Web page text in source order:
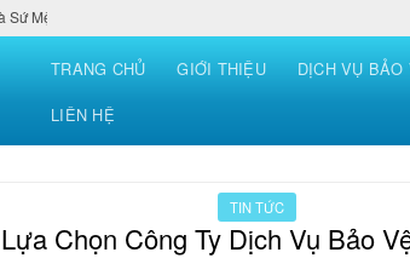
Tôi"
TRANG CHỦ GIỚI THIỆU DỊCH VỤ BẢO
LIÊN HỆ
TIN TỨC
Chọn Công Ty Dịch Vụ Bảo